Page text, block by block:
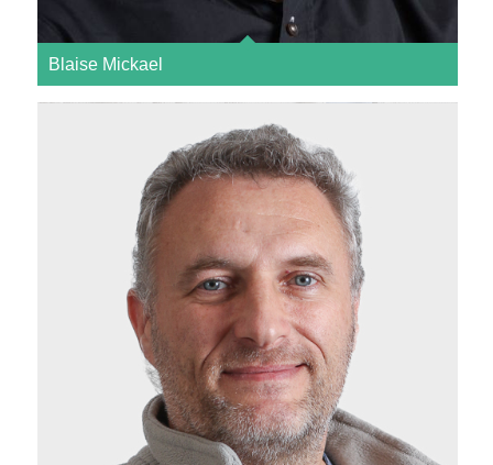
Blaise Mickael